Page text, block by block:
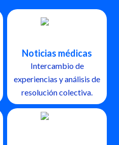
Noticias médicas
Intercambio de
experiencias y análisis de
resolución colectiva.